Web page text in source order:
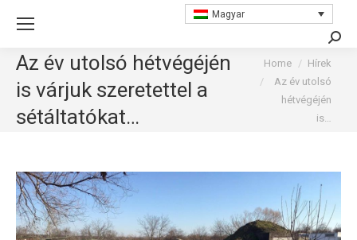
Magyar
Az év utolsó hétvégéjén
is várjuk szeretettel a
sétáltatókat…
You are here:
Home
Hírek
Az év utolsó
hétvégéjén
is…